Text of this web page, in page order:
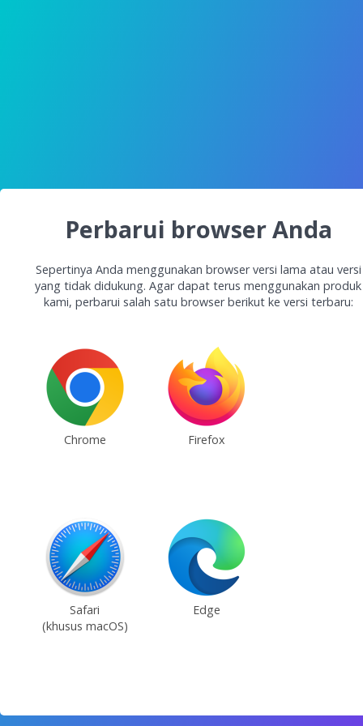
Perbarui browser Anda
Sepertinya Anda menggunakan browser versi lama atau versi
yang tidak didukung. Agar dapat terus menggunakan produk
kami, perbarui salah satu browser berikut ke versi terbaru:
Chrome Firefox
Safari
(khusus macOS)
Edge